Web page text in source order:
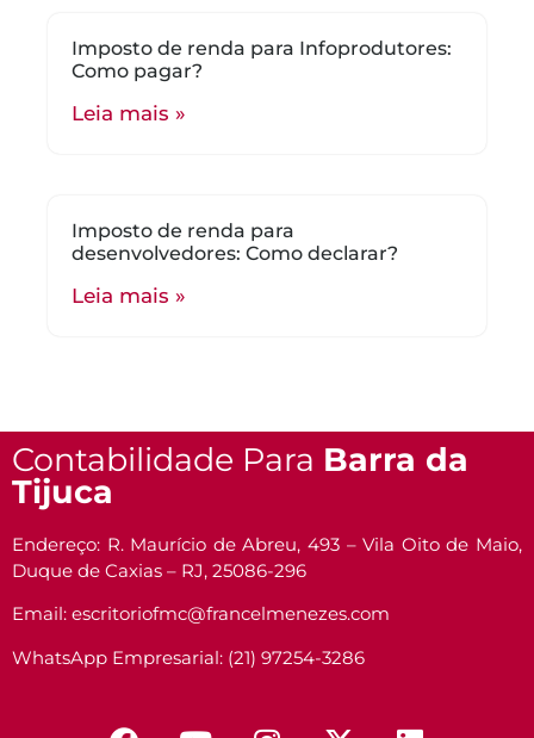
Imposto de renda para Infoprodutores:
Como pagar?
Leia mais »
Imposto de renda para
desenvolvedores: Como declarar?
Leia mais »
Contabilidade Para Barra da
Tijuca
Endereço: R. Maurício de Abreu, 493 – Vila Oito de Maio,
Duque de Caxias – RJ, 25086-296
Email: escritoriofmc@francelmenezes.com
WhatsApp Empresarial: (21) 97254-3286